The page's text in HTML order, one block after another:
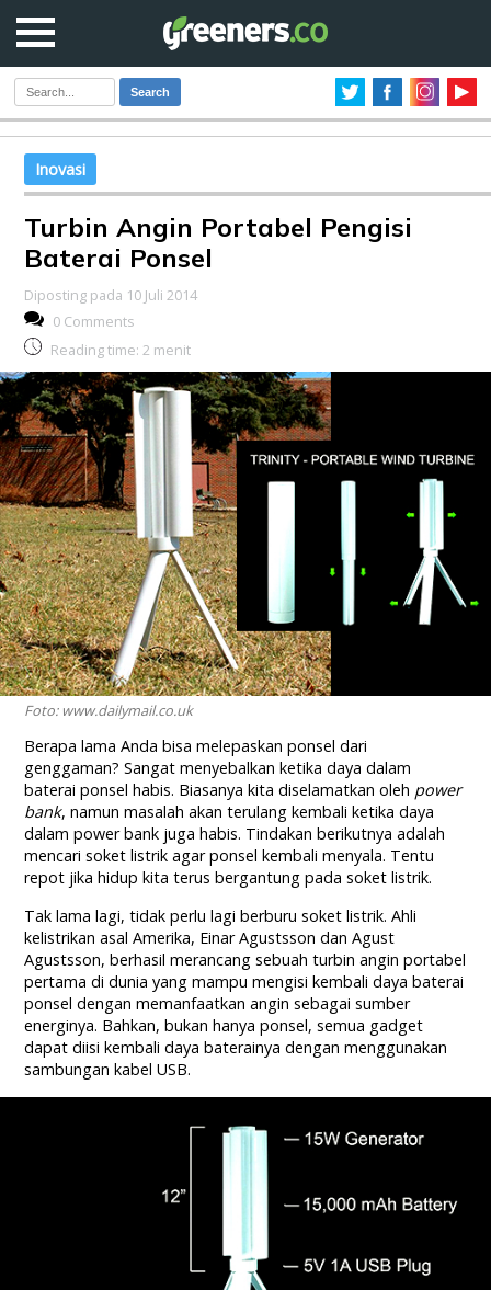
Search
Inovasi
Turbin Angin Portabel Pengisi
Baterai Ponsel
Diposting pada 10 Juli 2014
0 Comments
Reading time: 2 menit
Foto: www.dailymail.co.uk
Berapa lama Anda bisa melepaskan ponsel dari
genggaman? Sangat menyebalkan ketika daya dalam
baterai ponsel habis. Biasanya kita diselamatkan oleh power
bank, namun masalah akan terulang kembali ketika daya
dalam power bank juga habis. Tindakan berikutnya adalah
mencari soket listrik agar ponsel kembali menyala. Tentu
repot jika hidup kita terus bergantung pada soket listrik.
Tak lama lagi, tidak perlu lagi berburu soket listrik. Ahli
kelistrikan asal Amerika, Einar Agustsson dan Agust
Agustsson, berhasil merancang sebuah turbin angin portabel
pertama di dunia yang mampu mengisi kembali daya baterai
ponsel dengan memanfaatkan angin sebagai sumber
energinya. Bahkan, bukan hanya ponsel, semua gadget
dapat diisi kembali daya baterainya dengan menggunakan
sambungan kabel USB.